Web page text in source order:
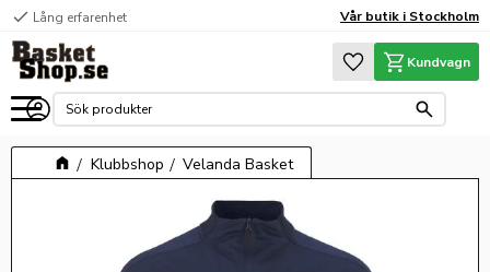
Meny
check Lång erfarenhet Vår butik i Stockholm
Favoriter
Kundvagn
Klubbshop Velanda Basket